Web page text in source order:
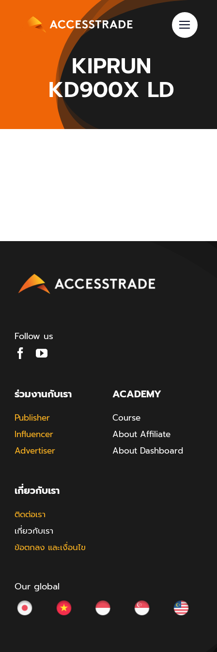
KIPRUN
KD900X LD
Follow us
ร่วมงานกับเรา
Publisher
Influencer
Advertiser
ACADEMY
Course
About Affiliate
About Dashboard
เกี่ยวกับเรา
ติดต่อเรา
เกี่ยวกับเรา
ข้อตกลง และเงื่อนไข
Our global